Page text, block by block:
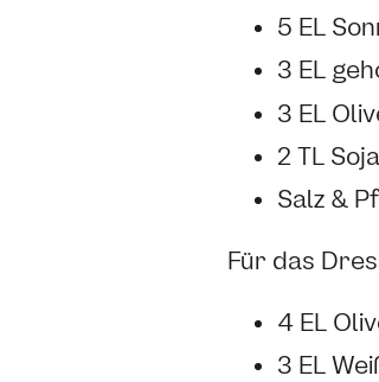
5 EL
3 EL
3 EL
2 TL
Salz &
Für das
4 EL
3 EL